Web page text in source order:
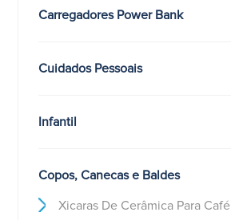
Carregadores Power Bank
Cuidados Pessoais
Infantil
Copos, Canecas e Baldes
Xicaras De Cerâmica Para Café